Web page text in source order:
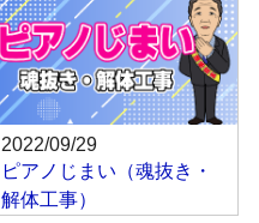
2022/09/29
ピアノじまい（魂抜き・
解体工事）